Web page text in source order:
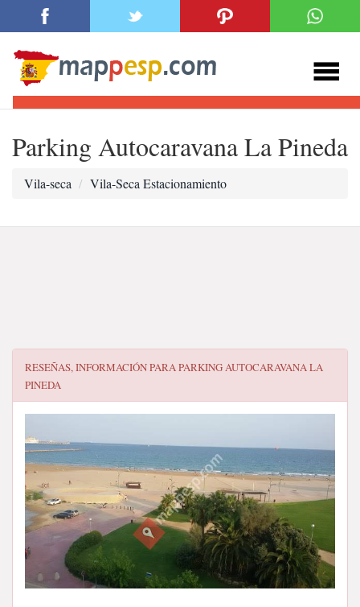
Parking Autocaravana La Pineda
Vila-seca Vila-Seca Estacionamiento
RESEÑAS, INFORMACIÓN PARAPARKING AUTOCARAVANA LA
PINEDA